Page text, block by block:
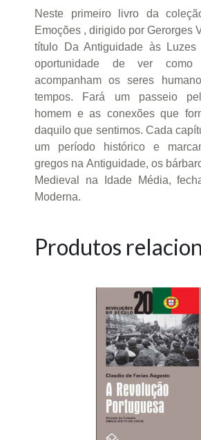
Neste primeiro livro da
Emoções , dirigido por Gerorges
título Da Antiguidade às
oportunidade de ver como
acompanham os seres
tempos. Fará um passeio
homem e as conexões que
daquilo que sentimos. Cada
um período histórico e
gregos na Antiguidade, os
Medieval na Idade Média,
Moderna.
Produtos